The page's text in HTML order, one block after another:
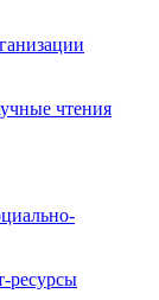
чтения
ресурсы